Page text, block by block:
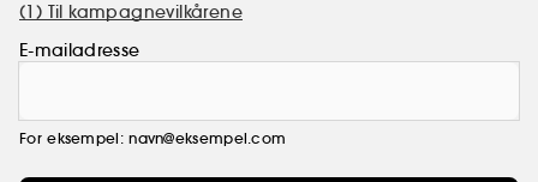
(1) Til kampagnevilkårene
E-mailadresse
For eksempel: navn@eksempel.com